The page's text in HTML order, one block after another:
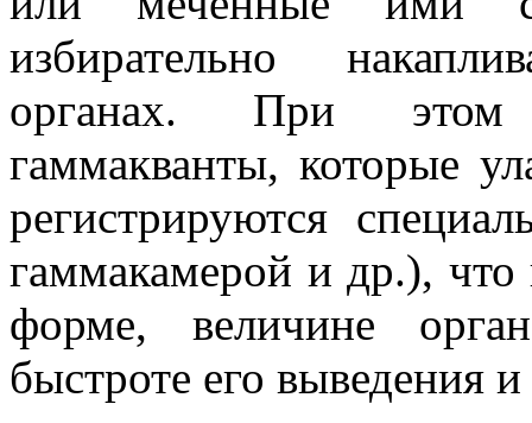
избирательно
органах. При этом
гаммакванты, которые
регистрируются
гаммакамерой и др.), что
форме, величине
быстроте его выведения и